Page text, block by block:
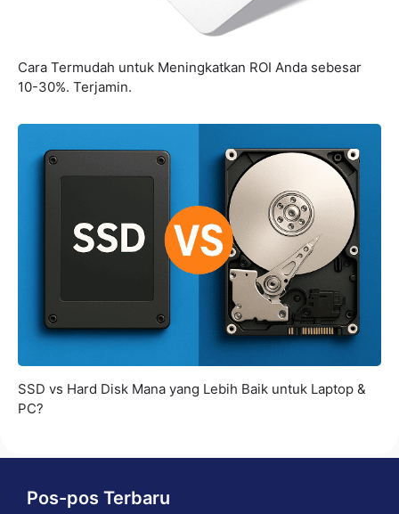
Cara Termudah untuk Meningkatkan ROI Anda sebesar
10-30%. Terjamin.
SSD vs Hard Disk Mana yang Lebih Baik untuk Laptop &
PC?
Pos-pos Terbaru